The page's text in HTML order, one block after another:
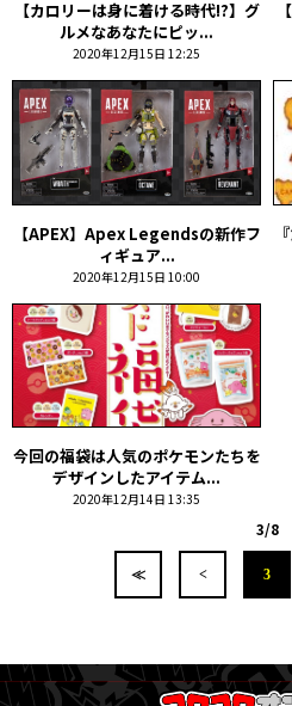
【カロリーは身に着ける時代!?】グ
ルメなあなたにピッ...
2020年12月15日 12:25
【APEX】Apex Legendsの新作フ
ィギュア...
2020年12月15日 10:00
今回の福袋は人気のポケモンたちを
デザインしたアイテム...
2020年12月14日 13:35
3/8
≪ < 3